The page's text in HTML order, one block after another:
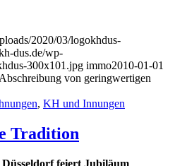
2020/03/logokhdus-
dus.de/wp-
300x101.jpg immo2010-01-01
Abschreibung von geringwertigen
, KH und Innungen
Tradition
feiert Jubiläum